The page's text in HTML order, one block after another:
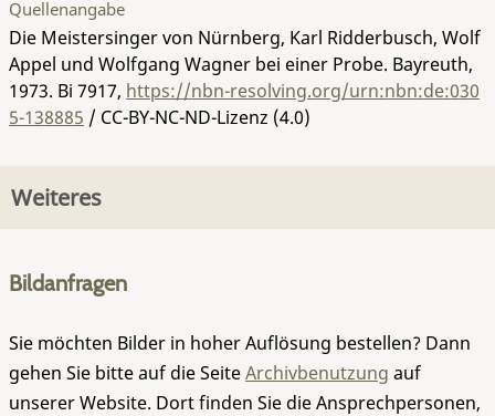
Quellenangabe
Die Meistersinger von Nürnberg, Karl Ridderbusch, Wolf
Appel und Wolfgang Wagner bei einer Probe. Bayreuth,
1973. Bi 7917, https://nbn-resolving.org/urn:nbn:de:030
5-138885 / CC-BY-NC-ND-Lizenz (4.0)
Weiteres
Bildanfragen
Sie möchten Bilder in hoher Auflösung bestellen? Dann
gehen Sie bitte auf die SeiteArchivbenutzung auf
unserer Website. Dort finden Sie die Ansprechpersonen,